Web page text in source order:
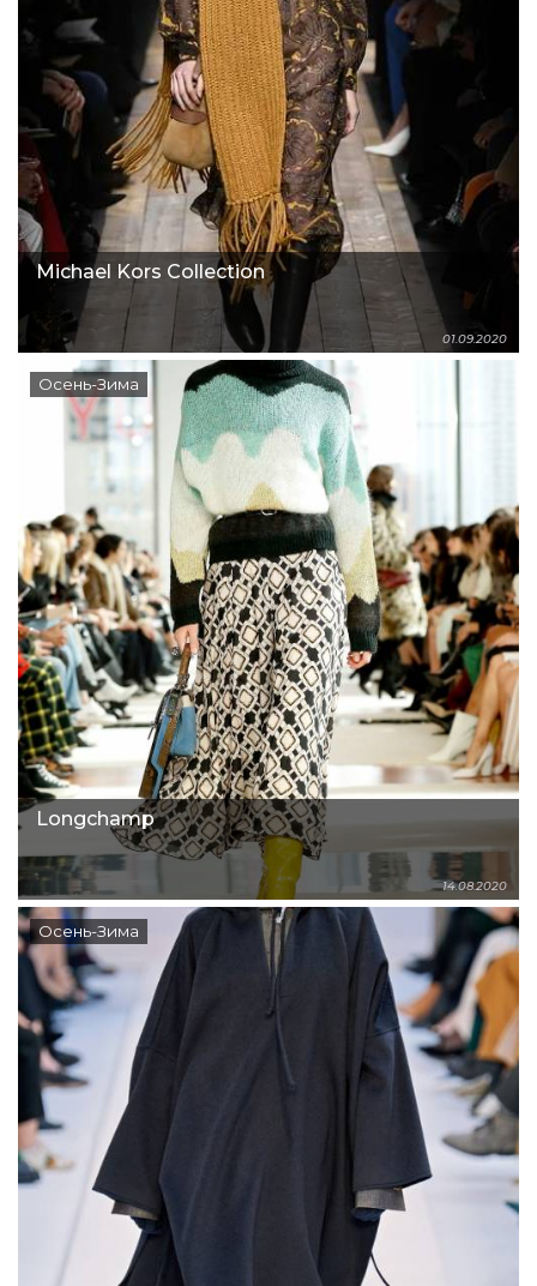
Michael Kors Collection
01.09.2020
Осень-Зима
Longchamp
14.08.2020
Осень-Зима